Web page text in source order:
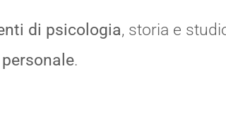
di psicologia, storia e
.